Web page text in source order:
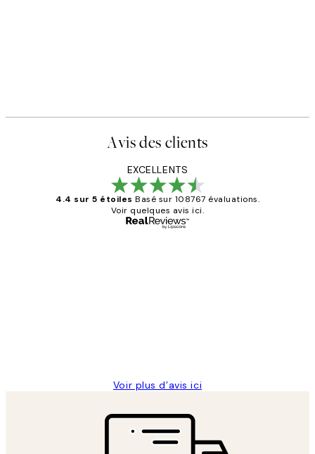
Avis des clients
EXCELLENTS
4.4 sur 5 étoiles Basé sur 108767 évaluations.
Voir quelques avis ici.
Voir plus d’avis ici